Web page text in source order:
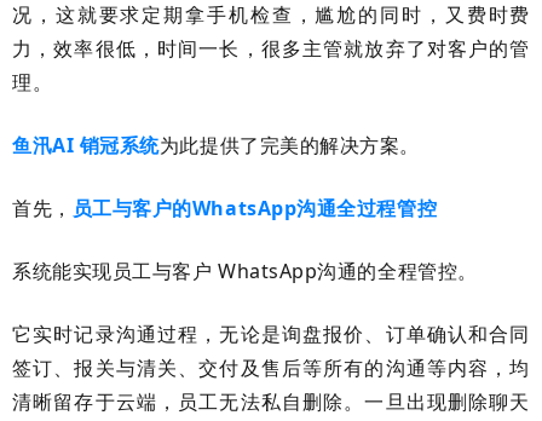
况，这就要求定期拿手机检查，尴尬的同时，又费时费
力，效率很低，时间一长，很多主管就放弃了对客户的管
理。
鱼汛AI 销冠系统为此提供了完美的解决方案。
首先， 员工与客户的WhatsApp沟通全过程管控
系统能实现员工与客户 WhatsApp沟通的全程管控。
它实时记录沟通过程，无论是询盘报价、订单确认和合同
签订、报关与清关、交付及售后等所有的沟通等内容，均
清晰留存于云端，员工无法私自删除。一旦出现删除聊天